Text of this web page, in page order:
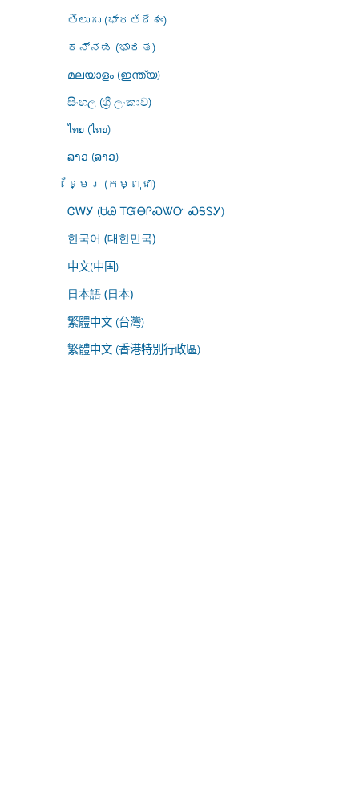
తెలుగు (భారతదేశం)
ಕನ್ನಡ (ಭಾರತ)
മലയാളം (ഇന്ത്യ)
සිංහල (ශ්‍රී ලංකාව)
ไทย (ไทย)
ລາວ (ລາວ)
ខ្មែរ (កម្ពុជា)
ᏣᎳᎩ (ᏌᏊ ᎢᏳᎾᎵᏍᏔᏅ ᏍᎦᏚᎩ)
한국어 (대한민국)
中文(中国)
日本語 (日本)
繁體中文 (台灣)
繁體中文 (香港特別行政區)